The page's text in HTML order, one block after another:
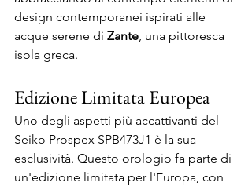
design contemporanei ispirati alle
acque serene di Zante, una pittoresca
isola greca.
Edizione Limitata Europea
Uno degli aspetti più accattivanti del
Seiko Prospex SPB473J1 è la sua
esclusività. Questo orologio fa parte di
un'edizione limitata per l'Europa, con